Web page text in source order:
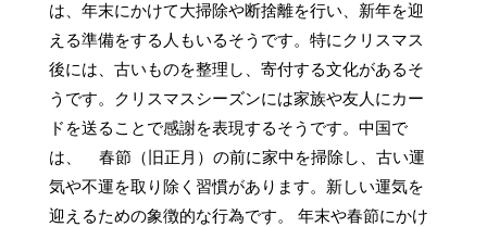
は、年末にかけて大掃除や断捨離を行い、新年を迎
える準備をする人もいるそうです。特にクリスマス
後には、古いものを整理し、寄付する文化があるそ
うです。クリスマスシーズンには家族や友人にカー
ドを送ることで感謝を表現するそうです。中国で
は、    春節（旧正月）の前に家中を掃除し、古い運
気や不運を取り除く習慣があります。新しい運気を
迎えるための象徴的な行為です。 年末や春節にかけ